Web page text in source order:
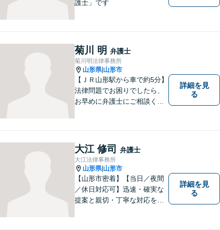
護士」です
菊川 明 弁護士
菊川明法律事務所
山形県| 山形市
【ＪＲ山形駅から車で約5分】
法律問題でお困りでしたら、
お早めに弁護士にご相談くだ
寧にお伺いいたします。
詳細を見
る
大江 修司 弁護士
大江法律事務所
山形県| 山形市
【山形市密着】【当日／夜間
／休日対応可】迅速・確実な
提案と親切・丁寧な対応をい
詳細を見
る